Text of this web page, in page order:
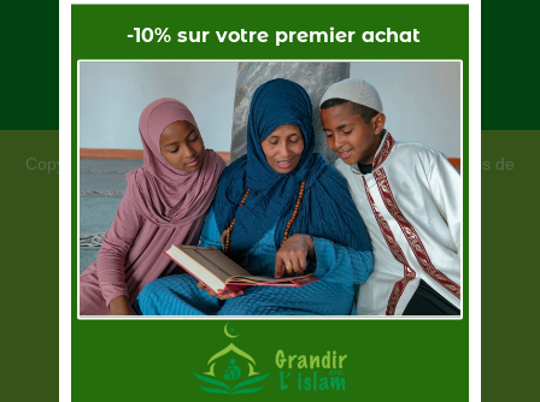
Copyright 2026 ©Grandir avec l'islam| Nos moyens de
paiements :
Développé parMandarga